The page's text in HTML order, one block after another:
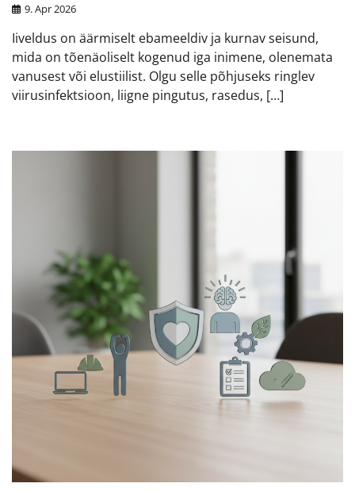
9. Apr 2026
Iiveldus on äärmiselt ebameeldiv ja kurnav seisund,
mida on tõenäoliselt kogenud iga inimene, olenemata
vanusest või elustiilist. Olgu selle põhjuseks ringlev
viirusinfektsioon, liigne pingutus, rasedus, […]